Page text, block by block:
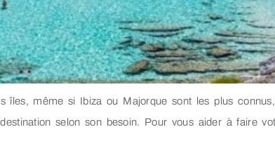
îles, même si Ibiza ou Majorque sont les plus
selon son besoin. Pour vous aider à faire